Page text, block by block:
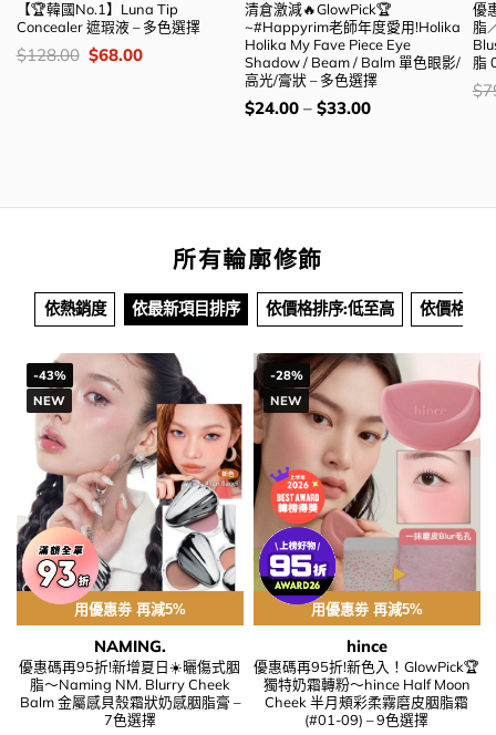
【🏆韓國No.1】Luna Tip
Concealer 遮瑕液 – 多色選擇
價
錢：
$128.00 Original
price
$68.00Current
清倉激減🔥GlowPick🏆
~#Happyrim老師年度愛用!Holika
Holika My Fave Piece Eye
Shadow / Beam / Balm 單色眼影/
高光/膏狀 – 多色選擇
價
錢：
$24.00– $33.00
優
脂
脂
價
錢
$
所有輪廓修飾
依熱銷度 依最新項目排序 依價格排序:低至高 依價格排
-43%
NEW
用優惠劵 再減5%
NAMING.
優惠碼再95折!新增夏日☀️曬傷式胭
脂～Naming NM. Blurry Cheek
Balm 金屬感貝殼霜狀奶感胭脂膏 –
7色選擇
-28%
NEW
用優惠劵 再減5%
hince
優惠碼再95折!新色入！GlowPick🏆
獨特奶霜轉粉～hince Half Moon
Cheek 半月頰彩柔霧磨皮胭脂霜
(#01-09) – 9色選擇